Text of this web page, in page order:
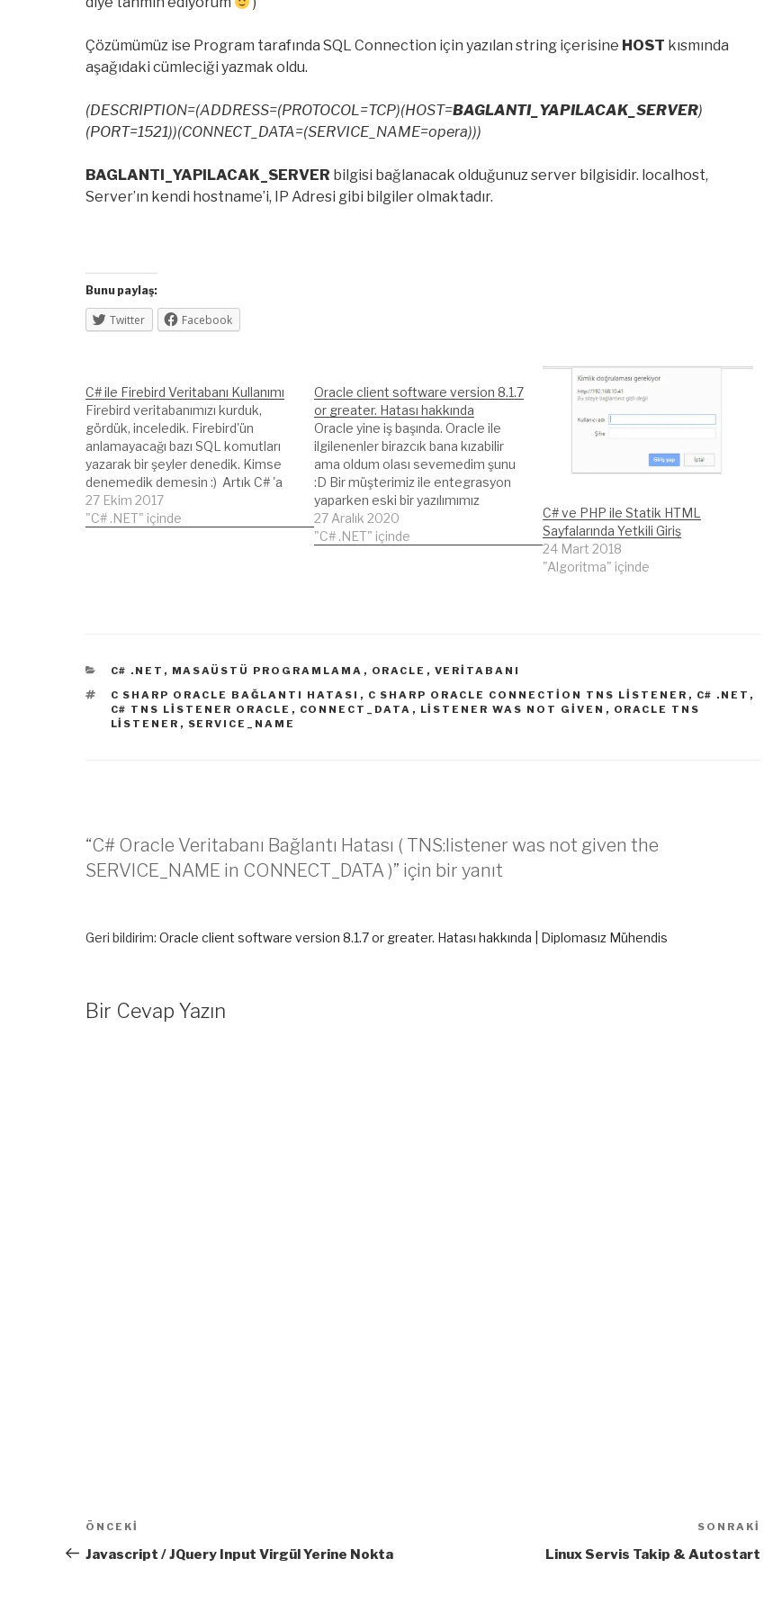
Çözümümüz ise Program tarafında SQL Connection için yazılan string içerisine HOST kısmında
aşağıdaki cümleciği yazmak oldu.
(DESCRIPTION=(ADDRESS=(PROTOCOL=TCP)(HOST=BAGLANTI_YAPILACAK_SERVER)
(PORT=1521))(CONNECT_DATA=(SERVICE_NAME=opera)))
BAGLANTI_YAPILACAK_SERVER bilgisi bağlanacak olduğunuz server bilgisidir. localhost,
Server’ın kendi hostname’i, IP Adresi gibi bilgiler olmaktadır.
Bunu paylaş:
Twitter Facebook
C# ile Firebird Veritabanı Kullanımı
Firebird veritabanımızı kurduk,
gördük, inceledik. Firebird'ün
anlamayacağı bazı SQL komutları
yazarak bir şeyler denedik. Kimse
denemedik demesin :) Artık C# 'a
geçerek oluşturduğumuz
veritabanına bağlanabilir ve veri
27 Ekim 2017
"C# .NET" içinde
Oracle client software version 8.1.7
or greater. Hatası hakkında
Oracle yine iş başında. Oracle ile
ilgilenenler birazcık bana kızabilir
ama oldum olası sevemedim şunu
:D Bir müşterimiz ile entegrasyon
yaparken eski bir yazılımımız
bağlantı hatası alıyordu. Hata
"System.Data.OracleClient
27 Aralık 2020
"C# .NET" içinde
C# ve PHP ile Statik HTML
Sayfalarında Yetkili Giriş
24 Mart 2018
"Algoritma" içinde
KATEGORILER
C# .NET , MASAÜSTÜ PROGRAMLAMA , ORACLE , VERITABANI
ETIKETLER
C SHARP ORACLE BAĞLANTI HATASI , C SHARP ORACLE CONNECTION TNS LISTENER , C# .NET ,
C# TNS LISTENER ORACLE , CONNECT_DATA , LISTENER WAS NOT GIVEN , ORACLE TNS
LISTENER , SERVICE_NAME
“C# Oracle Veritabanı Bağlantı Hatası ( TNS:listener was not given the
SERVICE_NAME in CONNECT_DATA )” için bir yanıt
Geri bildirim: Oracle client software version 8.1.7 or greater. Hatası hakkında | Diplomasız Mühendis
Bir Cevap Yazın
Yazı
dolaşımı
Önceki
Yazı
ÖNCEKI
Javascript / JQuery Input Virgül Yerine Nokta
SONRAKI
Linux Servis Takip & Autostart